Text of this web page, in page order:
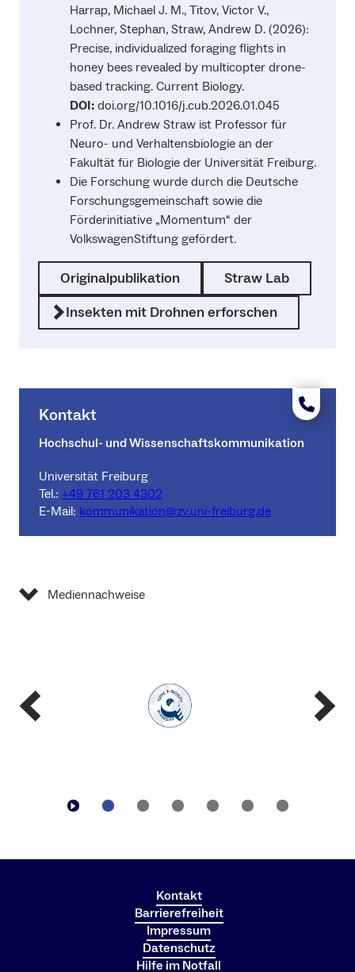
Harrap, Michael J. M., Titov, Victor V.,
Lochner, Stephan, Straw, Andrew D. (2026):
Precise, individualized foraging flights in
honey bees revealed by multicopter drone-
based tracking. Current Biology.
DOI: doi.org/10.1016/j.cub.2026.01.045
Prof. Dr. Andrew Straw ist Professor für
Neuro- und Verhaltensbiologie an der
Fakultät für Biologie der Universität Freiburg.
Die Forschung wurde durch die Deutsche
Forschungsgemeinschaft sowie die
Förderinitiative „Momentum“ der
VolkswagenStiftung gefördert.
Originalpublikation
Straw Lab
Insekten mit Drohnen erforschen
Kontakt
Hochschul- und Wissenschaftskommunikation
Universität Freiburg
Tel.: +49 761 203 4302
E-Mail: kommunikation@zv.uni-freiburg.de
Mediennachweise
Kontakt
Barrierefreiheit
Impressum
Datenschutz
Hilfe im Notfall